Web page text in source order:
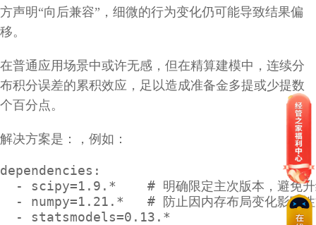
方声明“向后兼容”，细微的行为变化仍可能导致结果偏
移。
在普通应用场景中或许无感，但在精算建模中，连续分
布积分误差的累积效应，足以造成准备金多提或少提数
个百分点。
解决方案是： ，例如：
dependencies:
- scipy=1.9.*    # 明确限定主次版本，避免
- numpy=1.21.*   # 防止因内存布局变化影响
  - statsmodels=0.13.*